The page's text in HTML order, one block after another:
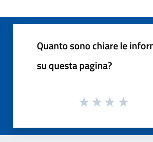
Quanto sono chiare le
su questa pagina?